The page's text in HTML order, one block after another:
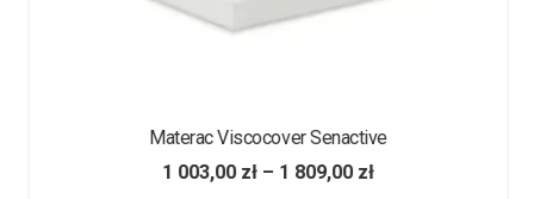
Materac Viscocover Senactive
1 003,00 zł– 1 809,00 zł